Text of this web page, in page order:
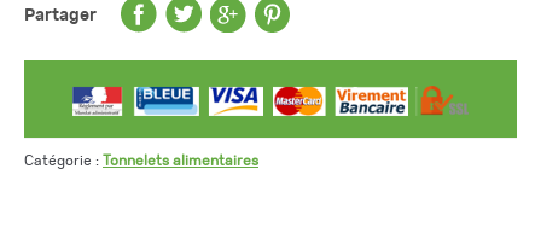
Partager
Catégorie : Tonnelets alimentaires